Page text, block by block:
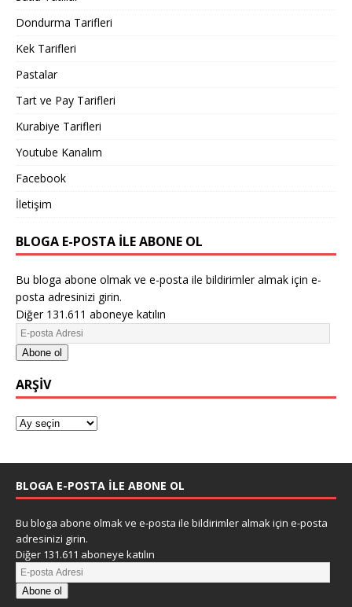
Dondurma Tarifleri
Kek Tarifleri
Pastalar
Tart ve Pay Tarifleri
Kurabiye Tarifleri
Youtube Kanalım
Facebook
İletişim
BLOGA E-POSTA ILE ABONE OL
Bu bloga abone olmak ve e-posta ile bildirimler almak için e-
posta adresinizi girin.
Diğer 131.611 aboneye katılın
Abone ol
ARŞIV
BLOGA E-POSTA ILE ABONE OL
Bu bloga abone olmak ve e-posta ile bildirimler almak için e-posta
adresinizi girin.
Diğer 131.611 aboneye katılın
Abone ol